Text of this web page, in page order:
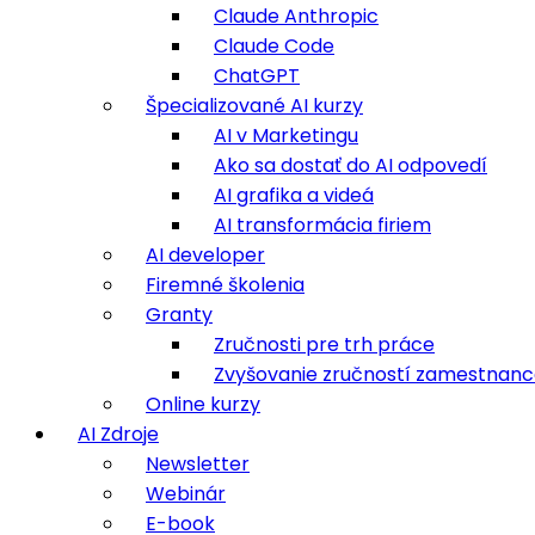
Claude Anthropic
Claude Code
ChatGPT
Špecializované AI kurzy
AI v Marketingu
Ako sa dostať do AI odpovedí
AI grafika a videá
AI transformácia firiem
AI developer
Firemné školenia
Granty
Zručnosti pre trh práce
Zvyšovanie zručností
Online kurzy
AI Zdroje
Newsletter
Webinár
E-book